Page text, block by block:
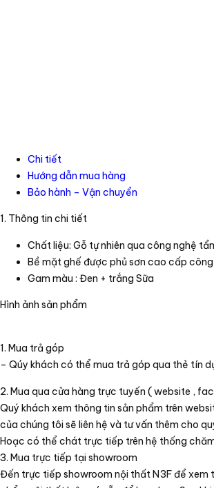
Chi tiết
Hướng dẫn mua hàng
Bảo hành – Vận chuyển
1. Thông tin chi tiết
Chất liệu: Gỗ tự nhiên qua công nghệ
Bề mặt ghế được phủ sơn cao cấp
Gam màu : Đen + trắng Sữa
Hình ảnh sản phẩm
1. Mua trả góp
– Qúy khách có thể mua trả góp qua thẻ tín
2. Mua qua cửa hàng trực tuyến ( website ,
Quý khách xem thông tin sản phẩm trên
của chúng tôi sẽ liên hệ và tư vấn thêm cho
Hoạc có thể chát trực tiếp trên hệ thống
3. Mua trực tiếp tại showroom
Đến trực tiếp showroom nội thất N3F để xem